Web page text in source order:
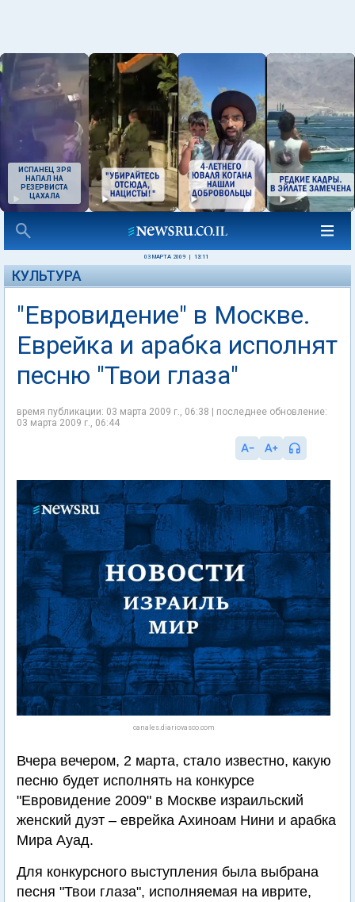
ИСПАНЕЦ ЗРЯ
НАПАЛ НА
РЕЗЕРВИСТА
ЦАХАЛА
03 МАРТА 2009 13:11
КУЛЬТУРА
"Евровидение" в Москве.
Еврейка и арабка исполнят
песню "Твои глаза"
время публикации: 03 марта 2009 г., 06:38 | последнее обновление:
03 марта 2009 г., 06:44
canales.diariovasco.com
Вчера вечером, 2 марта, стало известно, какую
песню будет исполнять на конкурсе
"Евровидение 2009" в Москве израильский
женский дуэт – еврейка Ахиноам Нини и арабка
Мира Ауад.
Для конкурсного выступления была выбрана
песня "Твои глаза", исполняемая на иврите,